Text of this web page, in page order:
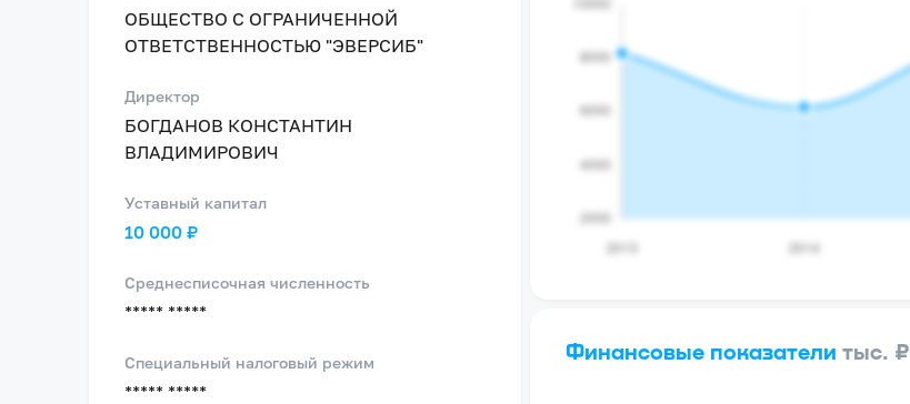
ОБЩЕСТВО С ОГРАНИЧЕННОЙ
ОТВЕТСТВЕННОСТЬЮ "ЭВЕРСИБ"
Директор
БОГДАНОВ КОНСТАНТИН
ВЛАДИМИРОВИЧ
Уставный капитал
10 000 ₽
Среднесписочная численность
***** *****
Специальный налоговый режим
***** *****
Финансовые показателитыс. ₽